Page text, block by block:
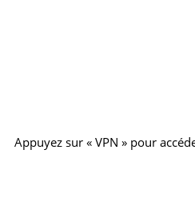
Appuyez sur « VPN » pour